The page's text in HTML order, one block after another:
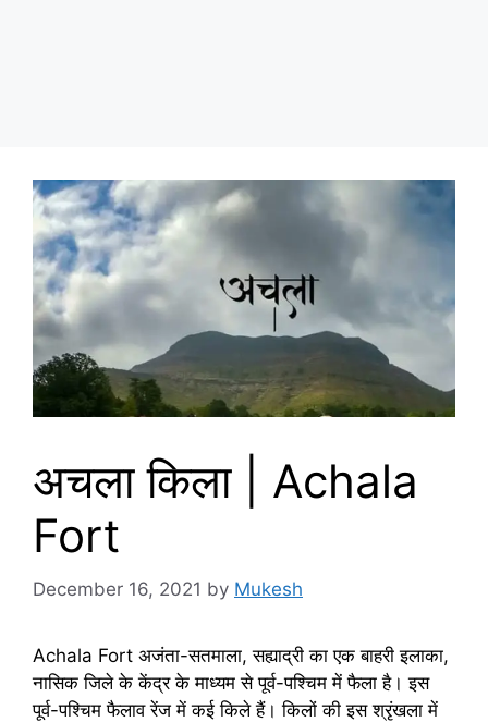
अचला किला | Achala
Fort
December 16, 2021 by Mukesh
Achala Fort अजंता-सतमाला, सह्याद्री का एक बाहरी इलाका,
नासिक जिले के केंद्र के माध्यम से पूर्व-पश्चिम में फैला है। इस
पूर्व-पश्चिम फैलाव रेंज में कई किले हैं। किलों की इस श्रृंखला में